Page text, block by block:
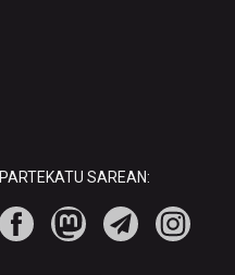
PARTEKATU SAREAN: